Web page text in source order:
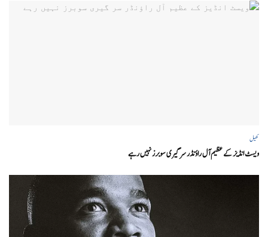
کھیل
ویسٹ انڈیز کے عظیم آل راؤنڈر سر گیری سوبرز نہیں رہے